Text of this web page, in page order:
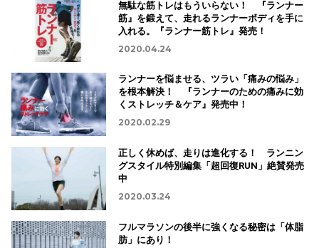
無駄な筋トレはもういらない！ 『ランナー
筋』を鍛えて、走れるランナーボディを手に
入れる。『ランナー筋トレ』発売！
2020.04.24
ランナーを悩ませる、ツラい「痛みの悩み」
を根本解決！ 『ランナーのための痛みに効
くストレッチ＆ケア』発売中！
2020.02.29
正しく休めば、走りは進化する！ ランニン
グスタイル特別編集「超回復RUN」絶賛発売
中
2020.03.24
フルマラソンの後半に強くなる秘密は「体脂
肪」にあり！